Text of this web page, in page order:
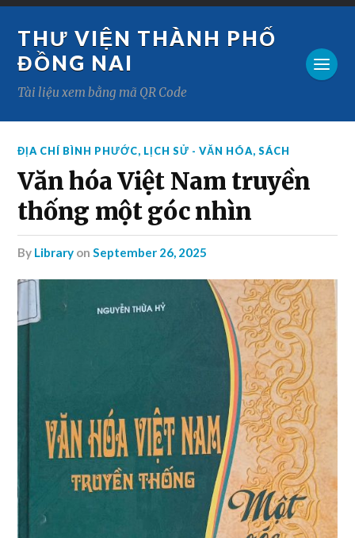
THƯ VIỆN THÀNH PHỐ
ĐỒNG NAI
Tài liệu xem bằng mã QR Code
ĐỊA CHÍ BÌNH PHƯỚC, LỊCH SỬ - VĂN HÓA,SÁCH
Văn hóa Việt Nam truyền
thống một góc nhìn
by Library onSeptember 26, 2025